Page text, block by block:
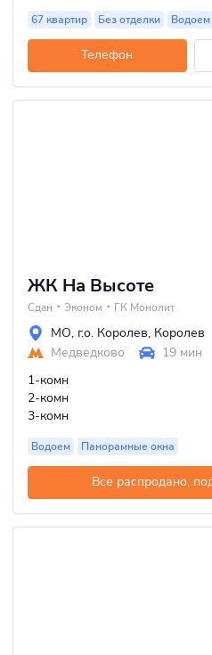
67 квартир Без отделки Водоем
Телефон
ЖК На Высоте
Сдан Эконом ГК Монолит
МО, г.о. Королев, Королев
Медведково
19 мин
1-комн
2-комн
3-комн
Водоем Панорамные окна
Все распродано,